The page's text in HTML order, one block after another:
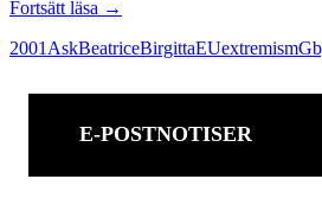
Fortsätt läsa Ein,
drei…
→
2001 AskBeatriceBirgittaEUextremism
E-POSTNOTISER